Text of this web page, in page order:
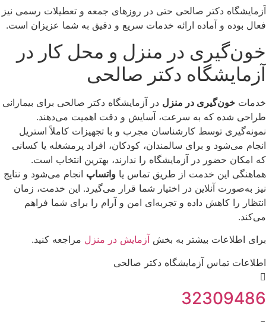
آزمایشگاه دکتر صالحی حتی در روزهای جمعه و تعطیلات رسمی نیز
فعال بوده و آماده ارائه خدمات سریع و دقیق به شما عزیزان است.
خون‌گیری در منزل و محل کار در
آزمایشگاه دکتر صالحی
خدمات خون‌گیری در منزل در آزمایشگاه دکتر صالحی برای بیمارانی
طراحی شده که به سرعت، آسایش و دقت اهمیت می‌دهند.
نمونه‌گیری توسط کارشناسان مجرب و با تجهیزات کاملاً استریل
انجام می‌شود و برای سالمندان، کودکان، افراد پرمشغله یا کسانی
که امکان حضور در آزمایشگاه را ندارند، بهترین انتخاب است.
هماهنگی این خدمت از طریق تماس یا واتساپ انجام می‌شود و نتایج
نیز به‌صورت آنلاین در اختیار شما قرار می‌گیرد. این خدمت، زمان
انتظار را کاهش داده و تجربه‌ای امن و آرام را برای شما فراهم
می‌کند.
برای اطلاعات بیشتر به بخش آزمایش در منزل مراجعه کنید.
اطلاعات تماس آزمایشگاه دکتر صالحی
32309486